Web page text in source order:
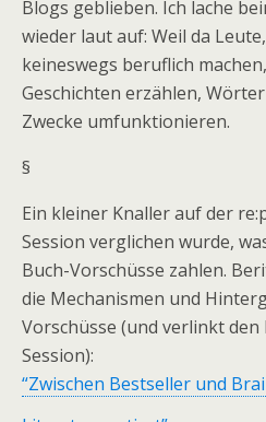
Blogs geblieben. Ich lache
wieder laut auf: Weil da
keineswegs beruflich
Geschichten erzählen,
Zwecke umfunktionieren.
§
Ein kleiner Knaller auf der
Session verglichen wurde,
Buch-Vorschüsse zahlen.
die Mechanismen und
Vorschüsse (und verlinkt
Session):
“Zwischen Bestseller und